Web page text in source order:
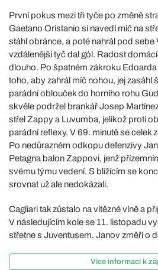
První pokus mezi tři tyče po změně
Gaetano Oristanio si navedl míč na
stáhl obránce, a poté nahrál pod sebe
vzdálenější tyč dal gól. Radost
dlouho. Po špatném zákroku
toho, aby zahrál míč nohou, jej zasáhl
parádní oblouček do horního rohu
skvěle podržel brankář Josep
střel Zappy a Luvumba, jelikož proti
parádní reflexy. V 69. minutě se celek
Po nedůrazném odkopu defenzivy
Petagna balon Zappovi, jenž
svému týmu vedení. S blížícím se
srovnat už ale nedokázali.
Cagliari tak zůstalo na vítězné vlně a
V následujícím kole se 11. listopadu
střetne s Juventusem. Janov změří o
Více informací k